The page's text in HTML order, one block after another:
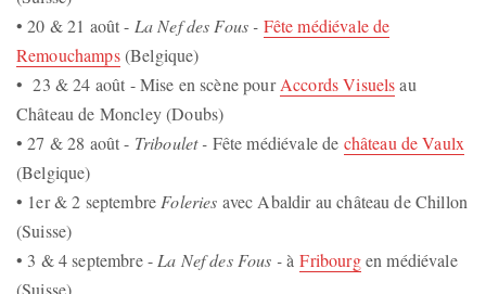
• 20 & 21 août - La Nef des Fous - Fête médiévale de
Remouchamps(Belgique)
• 23 & 24 août - Mise en scène pourAccords Visuelsau
Château de Moncley (Doubs)
• 27 & 28 août - Triboulet - Fête médiévale de château de Vaulx
(Belgique)
• 1er & 2 septembre Foleries avec Abaldir au château de Chillon
(Suisse)
• 3 & 4 septembre - La Nef des Fous -àFribourgen médiévale
(Suisse)